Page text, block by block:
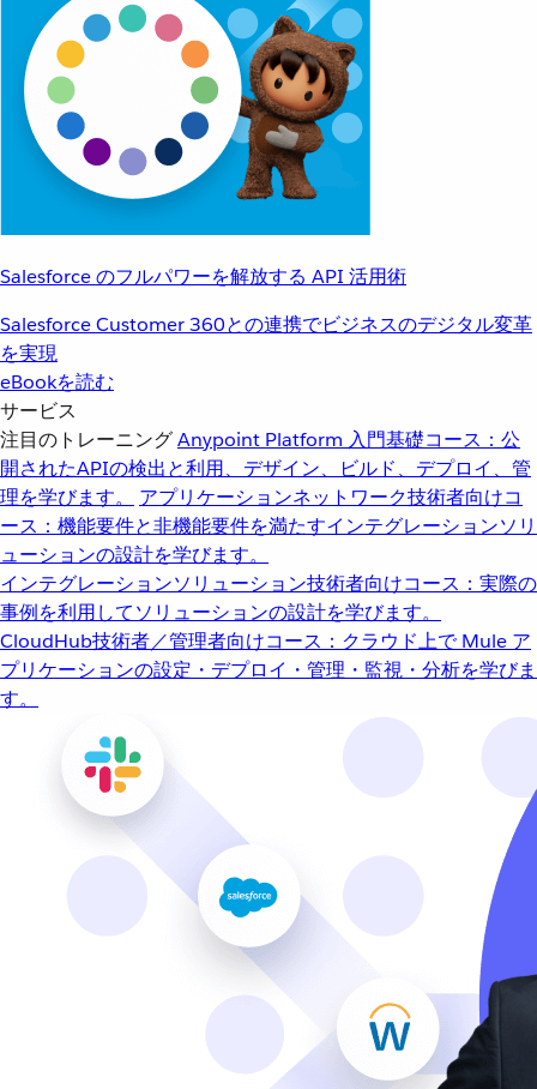
Salesforce のフルパワーを解放する API 活用術
Salesforce Customer 360との連携でビジネスのデジタル変革
を実現
eBookを読む
サービス
注目のトレーニングAnypoint Platform 入門基礎コース：公
開されたAPIの検出と利用、デザイン、ビルド、デプロイ、管
理を学びます。
アプリケーションネットワーク技術者向けコ
ース：機能要件と非機能要件を満たすインテグレーションソリ
ューションの設計を学びます。
インテグレーションソリューション技術者向けコース：実際の
事例を利用してソリューションの設計を学びます。
CloudHub技術者／管理者向けコース：クラウド上で Mule ア
プリケーションの設定・デプロイ・管理・監視・分析を学びま
す。